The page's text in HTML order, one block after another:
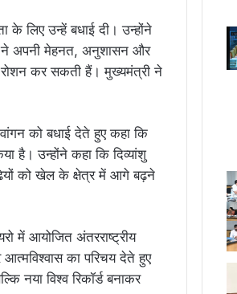
के लिए उन्हें बधाई दी। उन्होंने
ने अपनी मेहनत, अनुशासन और
रोशन कर सकती हैं। मुख्यमंत्री ने
को बधाई देते हुए कहा कि
है। उन्होंने कहा कि दिव्यांशु
को खेल के क्षेत्र में आगे बढ़ने
में आयोजित अंतरराष्ट्रीय
आत्मविश्वास का परिचय देते हुए
नया विश्व रिकॉर्ड बनाकर